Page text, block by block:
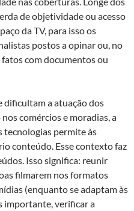
de objetividade ou acesso
da TV, para isso os
postos a opinar ou, no
com documentos ou
dificultam a atuação dos
comércios e moradias, a
tecnologias permite às
conteúdo. Esse contexto faz
Isso significa: reunir
filmarem nos formatos
(enquanto se adaptam às
importante, verificar a